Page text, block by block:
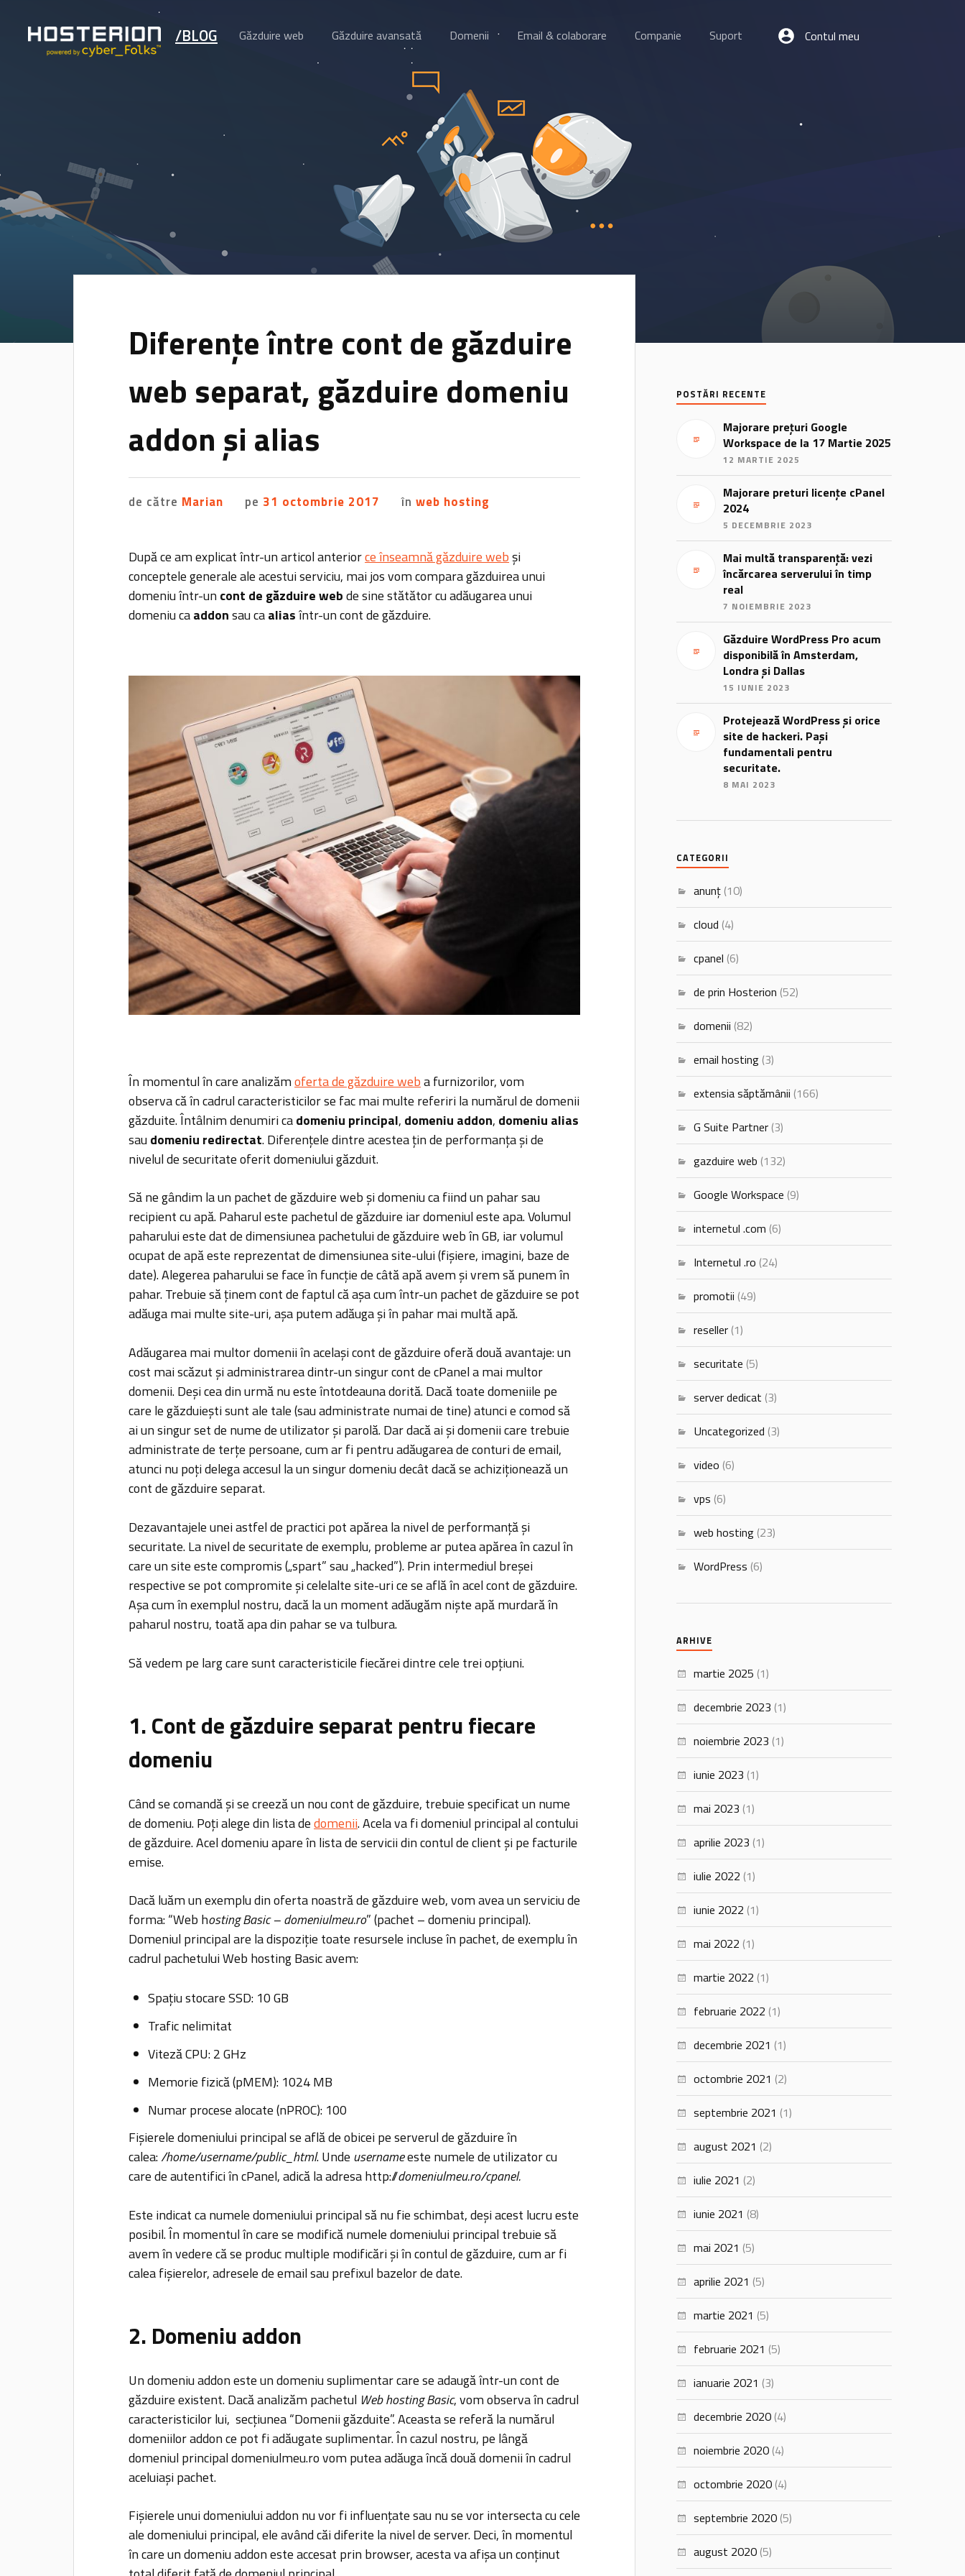
/BLOG Găzduire web Găzduire avansată Domenii Email & colaborare Companie Suport Contul meu
Diferențe între cont de găzduire
web separat, găzduire domeniu
addon și alias
de către Marian pe 31 octombrie 2017 înweb hosting
După ce am explicat într-un articol anteriorce înseamnă găzduire webși
conceptele generale ale acestui serviciu, mai jos vom compara găzduirea unui
domeniu într-un cont de găzduire webde sine stătător cu adăugarea unui
domeniu caaddonsau caaliasîntr-un cont de găzduire.
În momentul în care analizămoferta de găzduire weba furnizorilor, vom
observa că în cadrul caracteristicilor se fac mai multe referiri la numărul de domenii
găzduite. Întâlnim denumiri cadomeniu principal, domeniu addon, domeniu alias
sau domeniu redirectat. Diferențele dintre acestea țin de performanța și de
nivelul de securitate oferit domeniului găzduit.
Să ne gândim la un pachet de găzduire web și domeniu ca fiind un pahar sau
recipient cu apă. Paharul este pachetul de găzduire iar domeniul este apa. Volumul
paharului este dat de dimensiunea pachetului de găzduire web în GB, iar volumul
ocupat de apă este reprezentat de dimensiunea site-ului (fișiere, imagini, baze de
date). Alegerea paharului se face în funcție de câtă apă avem și vrem să punem în
pahar. Trebuie să ținem cont de faptul că așa cum într-un pachet de găzduire se pot
adăuga mai multe site-uri, așa putem adăuga și în pahar mai multă apă.
Adăugarea mai multor domenii în același cont de găzduire oferă două avantaje: un
cost mai scăzut și administrarea dintr-un singur cont de cPanel a mai multor
domenii. Deși cea din urmă nu este întotdeauna dorită. Dacă toate domeniile pe
care le găzduiești sunt ale tale (sau administrate numai de tine) atunci e comod să
ai un singur set de nume de utilizator și parolă. Dar dacă ai și domenii care trebuie
administrate de terțe persoane, cum ar fi pentru adăugarea de conturi de email,
atunci nu poți delega accesul la un singur domeniu decât dacă se achiziționează un
cont de găzduire separat.
Dezavantajele unei astfel de practici pot apărea la nivel de performanță și
securitate. La nivel de securitate de exemplu, probleme ar putea apărea în cazul în
care un site este compromis („spart” sau „hacked”). Prin intermediul breșei
respective se pot compromite și celelalte site-uri ce se află în acel cont de găzduire.
Așa cum în exemplul nostru, dacă la un moment adăugăm niște apă murdară în
paharul nostru, toată apa din pahar se va tulbura.
Să vedem pe larg care sunt caracteristicile fiecărei dintre cele trei opțiuni.
1. Cont de găzduire separat pentru fiecare
domeniu
Când se comandă și se creeză un nou cont de găzduire, trebuie specificat un nume
de domeniu. Poți alege din lista dedomenii. Acela va fi domeniul principal al contului
de găzduire. Acel domeniu apare în lista de servicii din contul de client și pe facturile
emise.
Dacă luăm un exemplu din oferta noastră de găzduire web, vom avea un serviciu de
forma: “Web hosting Basic – domeniulmeu.ro” (pachet – domeniu principal).
Domeniul principal are la dispoziție toate resursele incluse în pachet, de exemplu în
cadrul pachetului Web hosting Basic avem:
Spațiu stocare SSD: 10 GB
Trafic nelimitat
Viteză CPU: 2 GHz
Memorie fizică (pMEM): 1024 MB
Numar procese alocate (nPROC): 100
Fișierele domeniului principal se află de obicei pe serverul de găzduire în
calea: /home/username/public_html. Unde usernameeste numele de utilizator cu
care de autentifici în cPanel, adică la adresa http://domeniulmeu.ro/cpanel.
Este indicat ca numele domeniului principal să nu fie schimbat, deși acest lucru este
posibil. În momentul în care se modifică numele domeniului principal trebuie să
avem în vedere că se produc multiple modificări și în contul de găzduire, cum ar fi
calea fișierelor, adresele de email sau prefixul bazelor de date.
2. Domeniu addon
Un domeniu addon este un domeniu suplimentar care se adaugă într-un cont de
găzduire existent. Dacă analizăm pachetul Web hosting Basic, vom observa în cadrul
caracteristicilor lui, secțiunea “Domenii găzduite”. Aceasta se referă la numărul
domeniilor addon ce pot fi adăugate suplimentar. În cazul nostru, pe lângă
domeniul principal domeniulmeu.ro vom putea adăuga încă două domenii în cadrul
aceluiași pachet.
Fișierele unui domeniului addon nu vor fi influențate sau nu se vor intersecta cu cele
ale domeniului principal, ele având căi diferite la nivel de server. Deci, în momentul
în care un domeniu addon este accesat prin browser, acesta va afișa un conținut
POSTĂRI RECENTE
Majorare prețuri Google
Workspace de la 17 Martie 2025
12 MARTIE 2025
Majorare preturi licențe cPanel
2024
5 DECEMBRIE 2023
Mai multă transparență: vezi
încărcarea serverului în timp
real
7 NOIEMBRIE 2023
Găzduire WordPress Pro acum
disponibilă în Amsterdam,
Londra și Dallas
15 IUNIE 2023
Protejează WordPress și orice
site de hackeri. Pași
fundamentali pentru
securitate.
8 MAI 2023
CATEGORII
anunț (10)
cloud (4)
cpanel (6)
de prin Hosterion (52)
domenii (82)
email hosting (3)
extensia săptămânii (166)
G Suite Partner (3)
gazduire web (132)
Google Workspace (9)
internetul .com (6)
Internetul .ro (24)
promotii (49)
reseller (1)
securitate (5)
server dedicat (3)
Uncategorized (3)
video (6)
vps (6)
web hosting (23)
WordPress (6)
ARHIVE
martie 2025 (1)
decembrie 2023 (1)
noiembrie 2023 (1)
iunie 2023 (1)
mai 2023 (1)
aprilie 2023 (1)
iulie 2022 (1)
iunie 2022 (1)
mai 2022 (1)
martie 2022 (1)
februarie 2022 (1)
decembrie 2021 (1)
octombrie 2021 (2)
septembrie 2021 (1)
august 2021 (2)
iulie 2021 (2)
iunie 2021 (8)
mai 2021 (5)
aprilie 2021 (5)
martie 2021 (5)
februarie 2021 (5)
ianuarie 2021 (3)
decembrie 2020 (4)
noiembrie 2020 (4)
octombrie 2020 (4)
septembrie 2020 (5)
august 2020 (5)